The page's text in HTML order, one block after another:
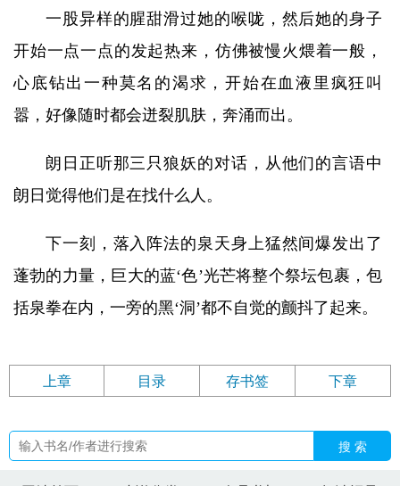
一股异样的腥甜滑过她的喉咙，然后她的身子
开始一点一点的发起热来，仿佛被慢火煨着一般，
心底钻出一种莫名的渴求，开始在血液里疯狂叫
嚣，好像随时都会迸裂肌肤，奔涌而出。
朗日正听那三只狼妖的对话，从他们的言语中
朗日觉得他们是在找什么人。
下一刻，落入阵法的泉天身上猛然间爆发出了
蓬勃的力量，巨大的蓝‘色’光芒将整个祭坛包裹，包
括泉拳在内，一旁的黑‘洞’都不自觉的颤抖了起来。
上章 目录 存书签 下章
搜 索